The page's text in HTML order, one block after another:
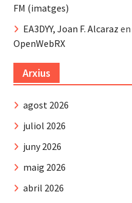
FM (imatges)
EA3DYY, Joan F. Alcaraz en
OpenWebRX
Arxius
agost 2026
juliol 2026
juny 2026
maig 2026
abril 2026